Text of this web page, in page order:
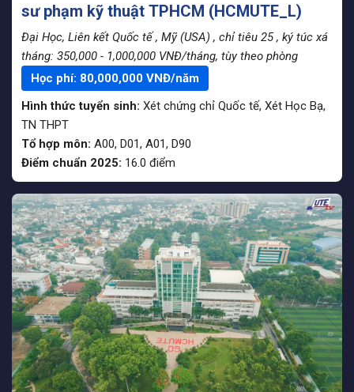
sư phạm kỹ thuật TPHCM (HCMUTE_L)
Đại Học, Liên kết Quốc tế , Mỹ (USA) , chỉ tiêu 25 , ký túc xá
tháng: 350,000 - 1,000,000 VNĐ/tháng, tùy theo phòng
Học phí: 80,000,000 VNĐ/năm
Hình thức tuyển sinh: Xét chứng chỉ Quốc tế, Xét Học Bạ,
TN THPT
Tổ hợp môn: A00, D01, A01, D90
Điểm chuẩn 2025: 16.0 điểm